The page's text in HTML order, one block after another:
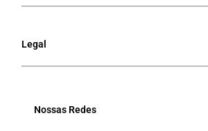
Legal
Nossas Redes